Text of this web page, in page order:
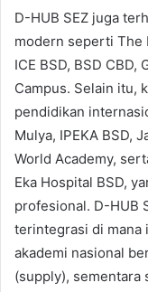
D-HUB SEZ juga
modern seperti The
ICE BSD, BSD
Campus. Selain itu,
pendidikan
Mulya, IPEKA BSD,
World Academy,
Eka Hospital BSD,
profesional. D-HUB
terintegrasi di mana
akademi nasional
(supply), sementara